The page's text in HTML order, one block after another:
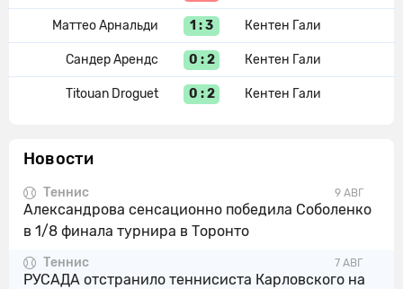
Маттео Арнальди 1 : 3 Кентен Гали
Сандер Арендс 0 : 2 Кентен Гали
Titouan Droguet 0 : 2 Кентен Гали
Новости
9 АВГ
Теннис
Александрова сенсационно победила Соболенко
в 1/8 финала турнира в Торонто
7 АВГ
Теннис
РУСАДА отстранило теннисиста Карловского на